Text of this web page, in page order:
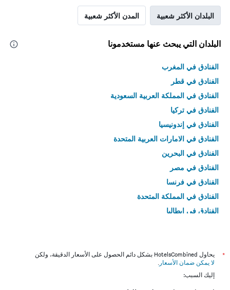
البلدان الأكثر شعبية المدن الأكثر شعبية
البلدان التي يبحث عنها مستخدمونا
الفنادق في المغرب
الفنادق في قطر
الفنادق في المملكة العربية السعودية
الفنادق في تركيا
الفنادق في إندونيسيا
الفنادق في الامارات العربية المتحدة
الفنادق في البحرين
الفنادق في مصر
الفنادق في فرنسا
الفنادق في المملكة المتحدة
الفنادق في إيطاليا
*
يحاول HotelsCombined بشكل دائم الحصول على الأسعار الدقيقة، ولكن
لا يمكن ضمان الأسعار .
إليك السبب: